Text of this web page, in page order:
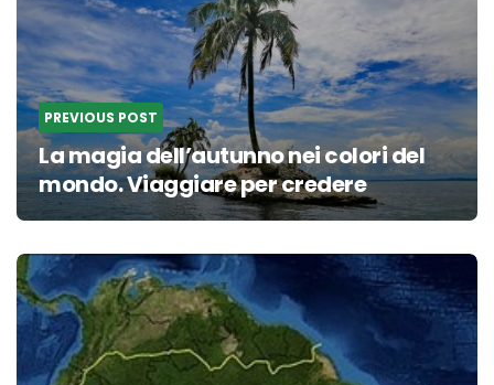
PREVIOUS POST
La magia dell’autunno nei colori del
mondo. Viaggiare per credere